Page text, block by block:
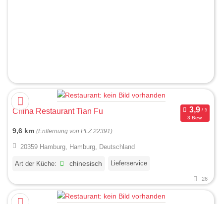
China Restaurant Tian Fu
3 Bew.
9,6 km (Entfernung von PLZ 22391)
20359 Hamburg, Hamburg, Deutschland
Art der Küche: chinesisch Lieferservice
26